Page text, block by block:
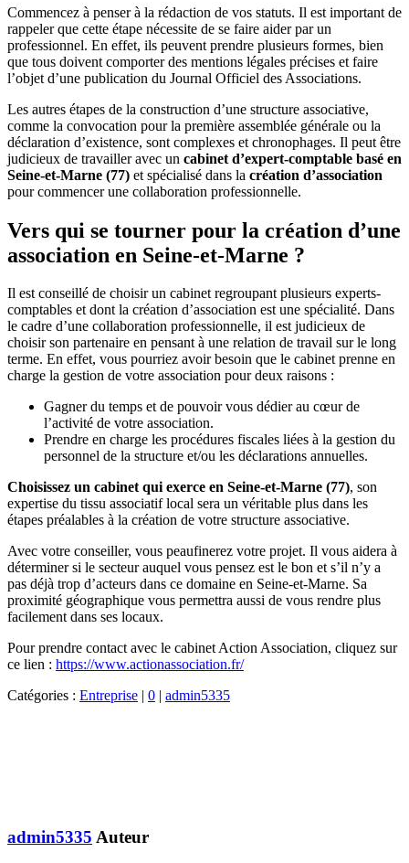
Commencez à penser à la rédaction de vos statuts. Il est important de
rappeler que cette étape nécessite de se faire aider par un
professionnel. En effet, ils peuvent prendre plusieurs formes, bien
que tous doivent comporter des mentions légales précises et faire
l’objet d’une publication du Journal Officiel des Associations.
Les autres étapes de la construction d’une structure associative,
comme la convocation pour la première assemblée générale ou la
déclaration d’existence, sont complexes et chronophages. Il peut être
judicieux de travailler avec un cabinet d’expert-comptable basé en
Seine-et-Marne (77) et spécialisé dans la création d’association
pour commencer une collaboration professionnelle.
Vers qui se tourner pour la création d’une
association en Seine-et-Marne ?
Il est conseillé de choisir un cabinet regroupant plusieurs experts-
comptables et dont la création d’association est une spécialité. Dans
le cadre d’une collaboration professionnelle, il est judicieux de
choisir son partenaire en pensant à une relation de travail sur le long
terme. En effet, vous pourriez avoir besoin que le cabinet prenne en
charge la gestion de votre association pour deux raisons :
Gagner du temps et de pouvoir vous dédier au cœur de
l’activité de votre association.
Prendre en charge les procédures fiscales liées à la gestion du
personnel de la structure et/ou les déclarations annuelles.
Choisissez un cabinet qui exerce en Seine-et-Marne (77), son
expertise du tissu associatif local sera un véritable plus dans les
étapes préalables à la création de votre structure associative.
Avec votre conseiller, vous peaufinerez votre projet. Il vous aidera à
déterminer si le secteur auquel vous pensez est le bon et s’il n’y a
pas déjà trop d’acteurs dans ce domaine en Seine-et-Marne. Sa
proximité géographique vous permettra aussi de vous rendre plus
facilement dans ses locaux.
Pour prendre contact avec le cabinet Action Association, cliquez sur
ce lien : https://www.actionassociation.fr/
Catégories : Entreprise | 0 | admin5335
admin5335 Auteur